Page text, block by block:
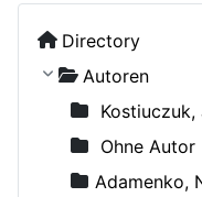
Directory
Autoren
Kostiuczuk,
Ohne Autor
Adamenko,